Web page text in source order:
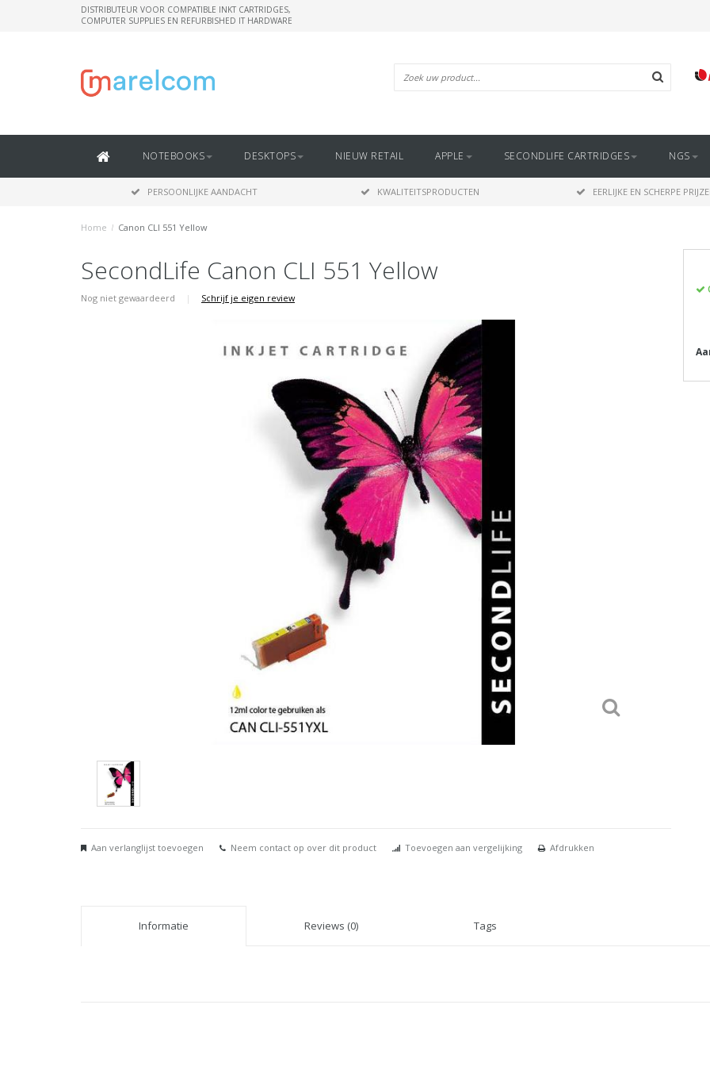
DISTRIBUTEUR VOOR COMPATIBLE INKT CARTRIDGES,
COMPUTER SUPPLIES EN REFURBISHED IT HARDWARE
NOTEBOOKS DESKTOPS NIEUW RETAIL APPLE SECONDLIFE CARTRIDGES NGS
PERSOONLIJKE AANDACHT KWALITEITSPRODUCTEN EERLIJKE EN SCHERPE
Home / Canon CLI 551 Yellow
SecondLife Canon CLI 551 Yellow
Nog niet gewaardeerd | Schrijf je eigen review
Aan verlanglijst toevoegen Neem contact op over dit product Toevoegen aan vergelijking Afdrukken
Informatie Reviews (0) Tags